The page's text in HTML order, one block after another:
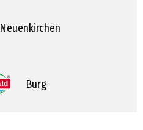
Neuenkirchen
Burg